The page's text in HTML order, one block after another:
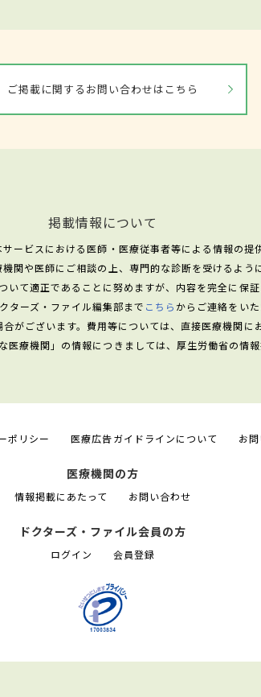
ご掲載に関するお問い合わせはこちら
掲載情報について
ービスにおける医師・医療従事者等による情報の提
関や医師にご相談の上、専門的な診断を受けるよう
て適正であることに努めますが、内容を完全に保証
ターズ・ファイル編集部まで こちら からご連絡をい
がございます。費用等については、直接医療機関に
療機関」の情報につきましては、厚生労働省の情
ポリシー 医療広告ガイドラインについて お
医療機関の方
情報掲載にあたって お問い合わせ
ドクターズ・ファイル会員の方
ログイン 会員登録